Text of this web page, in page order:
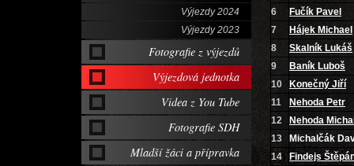
6
Fučík Pavel
7
Hájek Michael
8
Skalník Lukáš
9
Baník Luboš
10
Konečný Jiří
11
Nehoda Petr
12
Nehoda
13
Michalčák
14
Findejs
Výjezdy 2024
Výjezdy 2023
Fotografie z výjezdů
Výjezdová jednotka
Videa z You Tube
Fotografie SDH
Mladší žáci a přípravka